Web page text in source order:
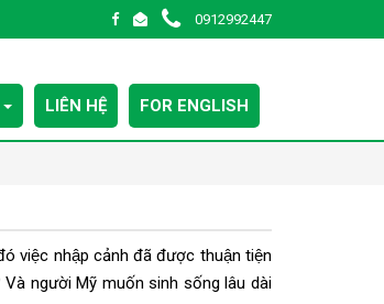
0912992447
LIÊN HỆ FOR ENGLISH
việc nhập cảnh đã được thuận tiện
người Mỹ muốn sinh sống lâu dài